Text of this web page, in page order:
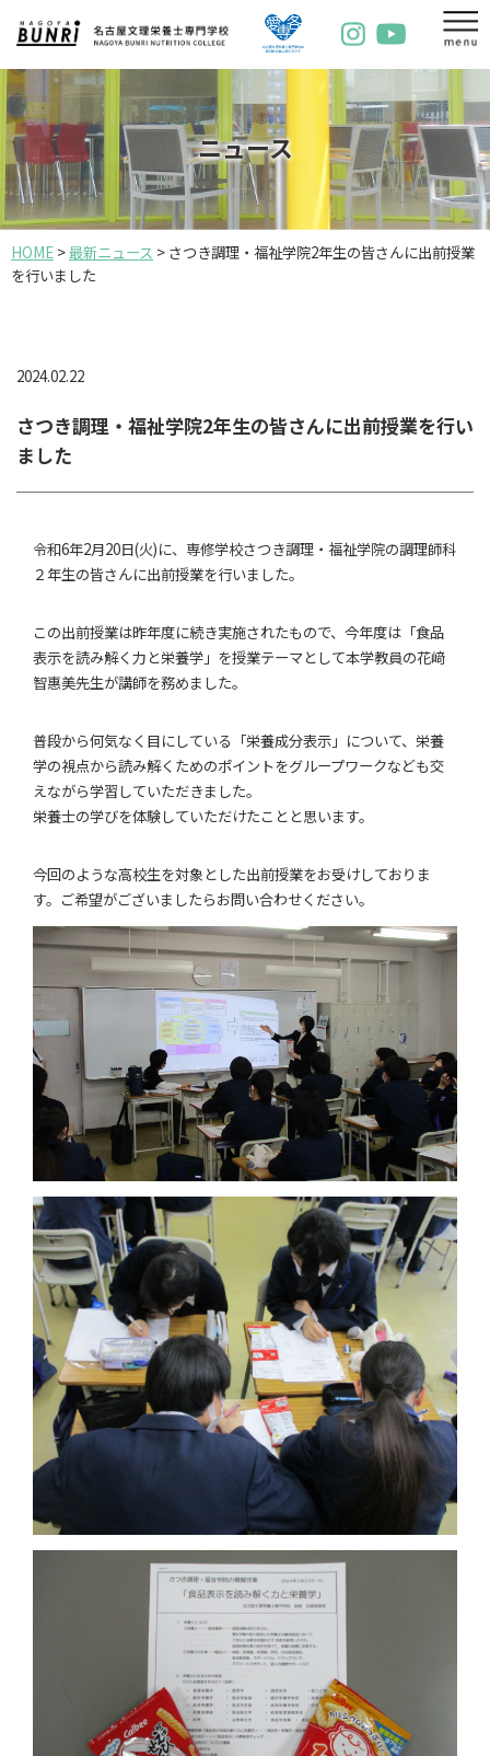
ニュース
HOME >最新ニュース > さつき調理・福祉学院2年生の皆さんに出前授業
を行いました
2024.02.22
さつき調理・福祉学院2年生の皆さんに出前授業を行い
ました
令和6年2月20日(火)に、専修学校さつき調理・福祉学院の調理師科
２年生の皆さんに出前授業を行いました。
この出前授業は昨年度に続き実施されたもので、今年度は「食品
表示を読み解く力と栄養学」を授業テーマとして本学教員の花﨑
智惠美先生が講師を務めました。
普段から何気なく目にしている「栄養成分表示」について、栄養
学の視点から読み解くためのポイントをグループワークなども交
えながら学習していただきました。
栄養士の学びを体験していただけたことと思います。
今回のような高校生を対象とした出前授業をお受けしておりま
す。ご希望がございましたらお問い合わせください。